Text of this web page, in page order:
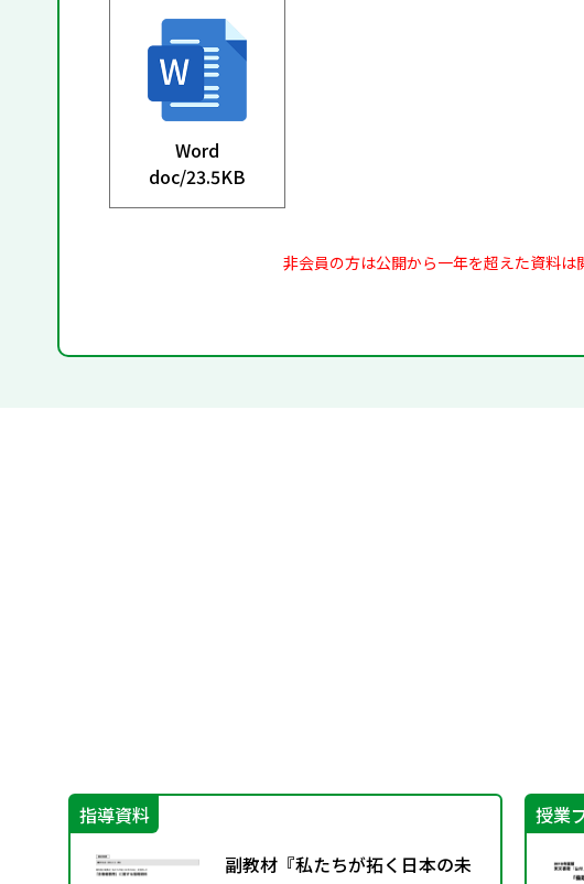
Word
doc/23.5KB
非会員の方は公開から一年を超えた資料は
指導資料
副教材『私たちが拓く日本の未
授業